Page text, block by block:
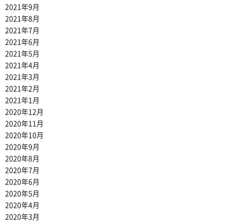
2021年9月
2021年8月
2021年7月
2021年6月
2021年5月
2021年4月
2021年3月
2021年2月
2021年1月
2020年12月
2020年11月
2020年10月
2020年9月
2020年8月
2020年7月
2020年6月
2020年5月
2020年4月
2020年3月